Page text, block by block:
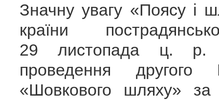
Значну увагу «Поясу і
країни
29 листопада ц. р. у
проведення другого
«Шовкового шляху» за